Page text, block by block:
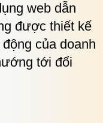
web dẫn
được thiết kế
của doanh
tới đổi